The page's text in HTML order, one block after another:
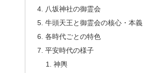
八坂神社の御霊会
牛頭天王と御霊会の核心・本義
各時代ごとの特色
平安時代の様子
神輿